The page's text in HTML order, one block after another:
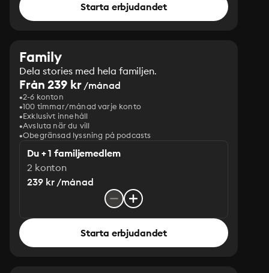
Starta erbjudandet
Family
Dela stories med hela familjen.
Från 239 kr/månad
2-6 konton
100 timmar/månad varje konto
Exklusivt innehåll
Avsluta när du vill
Obegränsad lyssning på podcasts
Du + 1 familjemedlem
2 konton
239 kr /månad
Starta erbjudandet